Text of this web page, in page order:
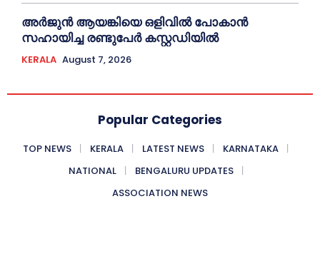
അര്‍ജുന്‍ ആയങ്കിയെ ഒളിവില്‍ പോകാന്‍
സഹായിച്ച രണ്ടുപേര്‍ കസ്റ്റഡിയില്‍
KERALA August 7, 2026
Popular Categories
TOP NEWS KERALA LATEST NEWS
KARNATAKA
NATIONAL
BENGALURU UPDATES
ASSOCIATION NEWS